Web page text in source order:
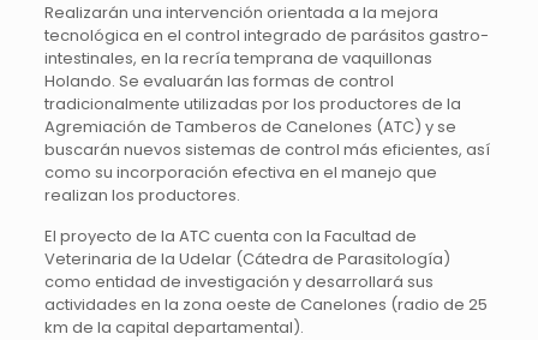
Realizarán una intervención orientada a la mejora
tecnológica en el control integrado de parásitos gastro-
intestinales, en la recría temprana de vaquillonas
Holando. Se evaluarán las formas de control
tradicionalmente utilizadas por los productores de la
Agremiación de Tamberos de Canelones (ATC) y se
buscarán nuevos sistemas de control más eficientes, así
como su incorporación efectiva en el manejo que
realizan los productores.
El proyecto de la ATC cuenta con la Facultad de
Veterinaria de la Udelar (Cátedra de Parasitología)
como entidad de investigación y desarrollará sus
actividades en la zona oeste de Canelones (radio de 25
km de la capital departamental).